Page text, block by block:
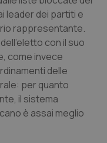
leader dei partiti e
rappresentante.
con il suo
come invece
delle
per quanto
il sistema
è assai meglio